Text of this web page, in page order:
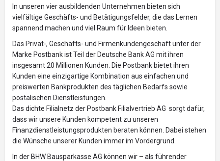
In unseren vier ausbildenden Unternehmen bieten sich
vielfältige Geschäfts- und Betätigungsfelder, die das Lernen
spannend machen und viel Raum für Ideen bieten.
Das Privat-, Geschäfts- und Firmenkundengeschäft unter der
Marke Postbank ist Teil der Deutsche Bank AG mit ihren
insgesamt 20 Millionen Kunden. Die Postbank bietet ihren
Kunden eine einzigartige Kombination aus einfachen und
preiswerten Bankprodukten des täglichen Bedarfs sowie
postalischen Dienstleistungen.
Das dichte Filialnetz der Postbank Filialvertrieb AG sorgt dafür,
dass wir unsere Kunden kompetent zu unseren
Finanzdienstleistungsprodukten beraten können. Dabei stehen
die Wünsche unserer Kunden immer im Vordergrund.
In der BHW Bausparkasse AG können wir – als führender